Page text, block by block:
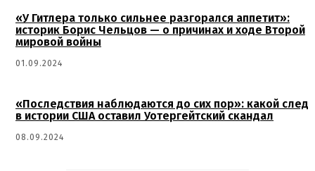
«У Гитлера только сильнее разгорался аппетит»:
историк Борис Чельцов — о причинах и ходе Второй
мировой войны
01.09.2024
«Последствия наблюдаются до сих пор»: какой след
в истории США оставил Уотергейтский скандал
08.09.2024